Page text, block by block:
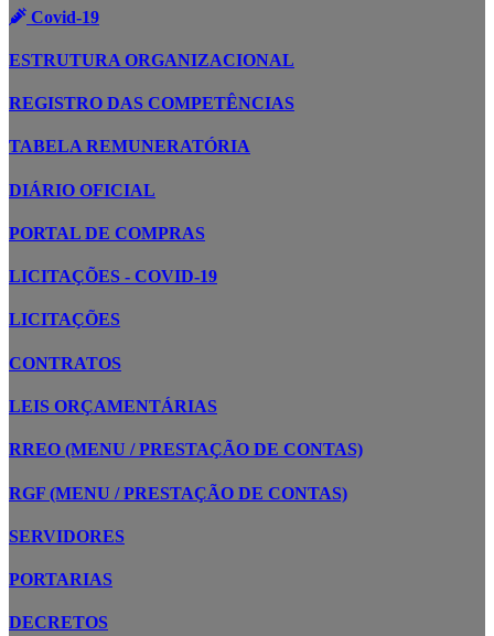
Covid-19
ESTRUTURA ORGANIZACIONAL
REGISTRO DAS COMPETÊNCIAS
TABELA REMUNERATÓRIA
DIÁRIO OFICIAL
PORTAL DE COMPRAS
LICITAÇÕES - COVID-19
LICITAÇÕES
CONTRATOS
LEIS ORÇAMENTÁRIAS
RREO (MENU / PRESTAÇÃO DE CONTAS)
RGF (MENU / PRESTAÇÃO DE CONTAS)
SERVIDORES
PORTARIAS
DECRETOS